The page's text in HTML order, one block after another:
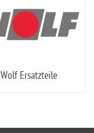
Wolf Ersatzteile